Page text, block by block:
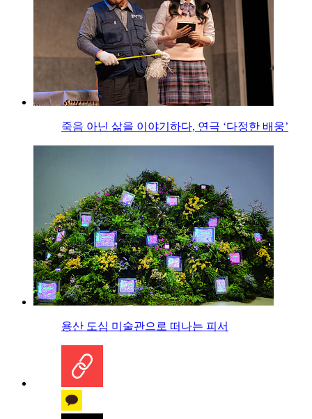
죽음 아닌 삶을 이야기하다, 연극 ‘다정한 배웅’
용산 도심 미술관으로 떠나는 피서